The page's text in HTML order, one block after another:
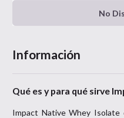
No
Información
Qué es y para qué sirve
Impact Native Whey